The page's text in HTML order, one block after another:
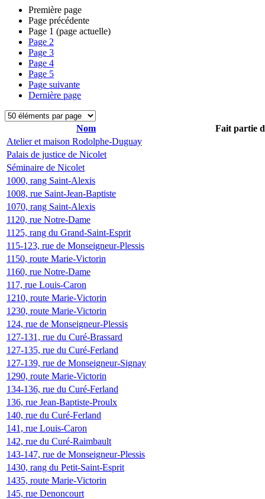
Première page
Page précédente
Page 1 (page actuelle)
Page 2
Page 3
Page 4
Page 5
Page suivante
Dernière page
Nom
Fait partie
Atelier et maison Rodolphe-Duguay
Palais de justice de Nicolet
Séminaire de Nicolet
1000, rang Saint-Alexis
1008, rue Saint-Jean-Baptiste
1070, rang Saint-Alexis
1120, rue Notre-Dame
1125, rang du Grand-Saint-Esprit
115-123, rue de Monseigneur-Plessis
1150, route Marie-Victorin
1160, rue Notre-Dame
117, rue Louis-Caron
1210, route Marie-Victorin
1230, route Marie-Victorin
124, rue de Monseigneur-Plessis
127-131, rue du Curé-Brassard
127-135, rue du Curé-Ferland
127-139, rue de Monseigneur-Signay
1290, route Marie-Victorin
134-136, rue du Curé-Ferland
136, rue Jean-Baptiste-Proulx
140, rue du Curé-Ferland
141, rue Louis-Caron
142, rue du Curé-Raimbault
143-147, rue de Monseigneur-Plessis
1430, rang du Petit-Saint-Esprit
1435, route Marie-Victorin
145, rue Denoncourt